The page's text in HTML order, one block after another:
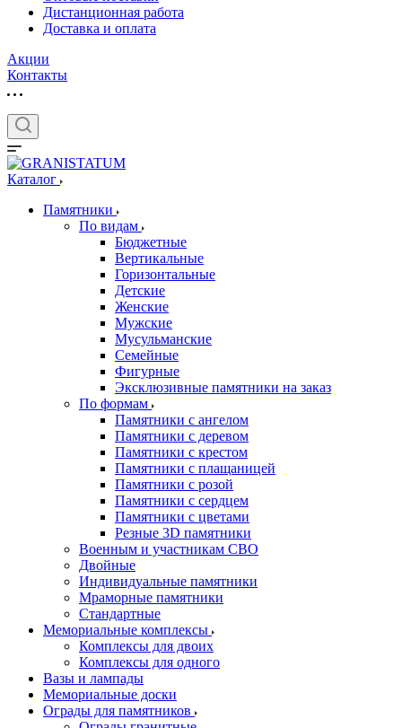
Дистанционная работа
Доставка и оплата
Акции
Контакты
Каталог
Памятники
По видам
Бюджетные
Вертикальные
Горизонтальные
Детские
Женские
Мужские
Мусульманские
Семейные
Фигурные
Эксклюзивные памятники на заказ
По формам
Памятники с ангелом
Памятники с деревом
Памятники с крестом
Памятники с плащаницей
Памятники с розой
Памятники с сердцем
Памятники с цветами
Резные 3D памятники
Военным и участникам СВО
Двойные
Индивидуальные памятники
Мраморные памятники
Стандартные
Мемориальные комплексы
Комплексы для двоих
Комплексы для одного
Вазы и лампады
Мемориальные доски
Ограды для памятников